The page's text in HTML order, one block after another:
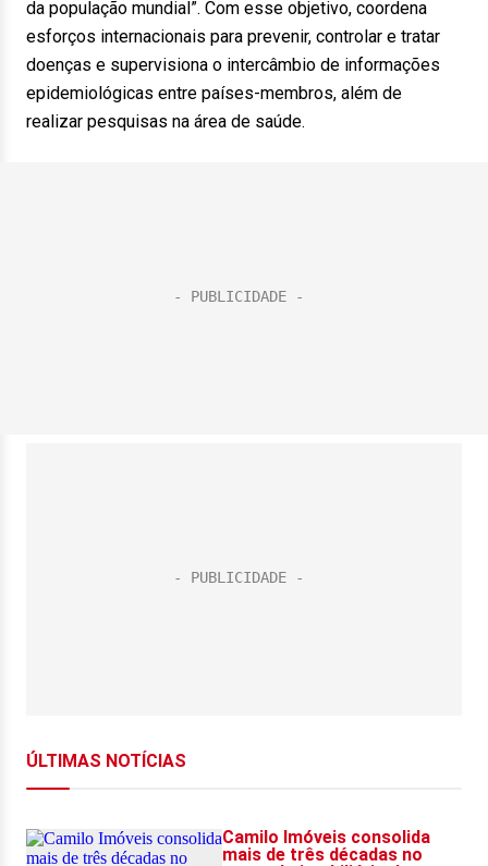
da população mundial”. Com esse objetivo, coordena
esforços internacionais para prevenir, controlar e tratar
doenças e supervisiona o intercâmbio de informações
epidemiológicas entre países-membros, além de
realizar pesquisas na área de saúde.